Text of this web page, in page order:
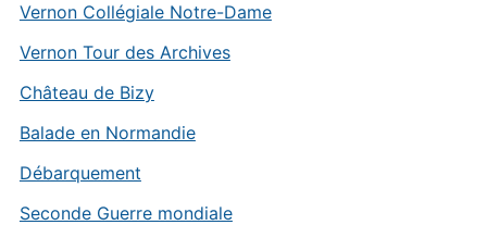
Vernon Collégiale Notre-Dame
Vernon Tour des Archives
Château de Bizy
Balade en Normandie
Débarquement
Seconde Guerre mondiale